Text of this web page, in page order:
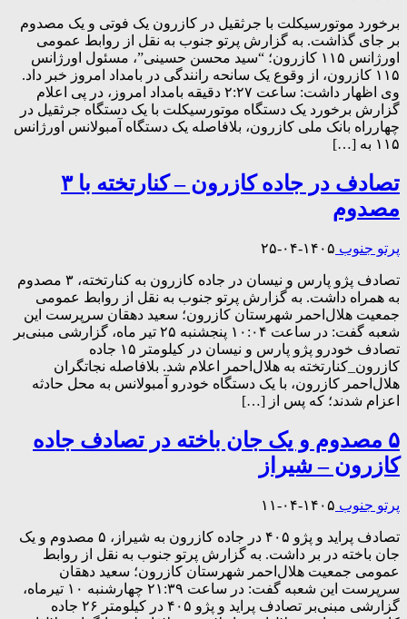
برخورد موتورسیکلت با جرثقیل در کازرون یک فوتی و یک مصدوم
بر جای گذاشت. به گزارش پرتو جنوب به نقل از روابط عمومی
اورژانس ۱۱۵ کازرون؛ “سید محسن حسینی”، مسئول اورژانس
۱۱۵ کازرون، از وقوع یک سانحه رانندگی در بامداد امروز خبر داد.
وی اظهار داشت: ساعت ۲:۲۷ دقیقه بامداد امروز، در پی اعلام
گزارش برخورد یک دستگاه موتورسیکلت با یک دستگاه جرثقیل در
چهارراه بانک ملی کازرون، بلافاصله یک دستگاه آمبولانس اورژانس
۱۱۵ به […]
تصادف در جاده کازرون – کنارتخته با ۳
مصدوم
پرتو جنوب ۱۴۰۵-۰۴-۲۵
تصادف پژو پارس و نیسان در جاده کازرون به کنارتخته، ۳ مصدوم
به همراه داشت. به گزارش پرتو جنوب به نقل از روابط عمومی
جمعیت هلال‌احمر شهرستان کازرون؛ سعید دهقان سرپرست این
شعبه گفت: در ساعت ۱۰:۰۴ پنجشنبه ۲۵ تیر ماه، گزارشی مبنی‌بر
تصادف خودرو پژو پارس و نیسان در کیلومتر ۱۵ جاده
کازرون_کنارتخته به هلال‌احمر اعلام شد. بلافاصله نجاتگران
هلال‌احمر کازرون، با یک دستگاه خودرو آمبولانس به محل حادثه
اعزام شدند؛ که پس از […]
۵ مصدوم و یک جان باخته در تصادف جاده
کازرون – شیراز
پرتو جنوب ۱۴۰۵-۰۴-۱۱
تصادف پراید و پژو ۴۰۵ در جاده کازرون به شیراز، ۵ مصدوم و یک
جان باخته در بر داشت. به گزارش پرتو جنوب به نقل از روابط
عمومی جمعیت هلال‌احمر شهرستان کازرون؛ سعید دهقان
سرپرست این شعبه گفت: در ساعت ۲۱:۳۹ چهارشنبه ۱۰ تیر‌ماه،
گزارشی مبنی‌بر تصادف پراید و پژو ۴۰۵ در کیلومتر ۲۶ جاده